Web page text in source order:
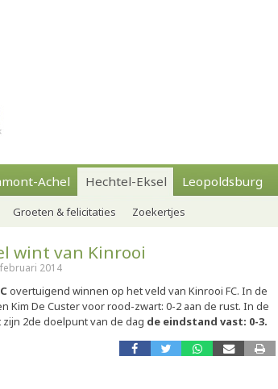
Achel Hechtel-Eksel Leopoldsburg
Groeten & felicitaties Zoekertjes
wint van Kinrooi
2014
overtuigend winnen op het veld van Kinrooi FC. In de
Kim De Custer voor rood-zwart: 0-2 aan de rust. In de
2de doelpunt van de dag de eindstand vast: 0-3.